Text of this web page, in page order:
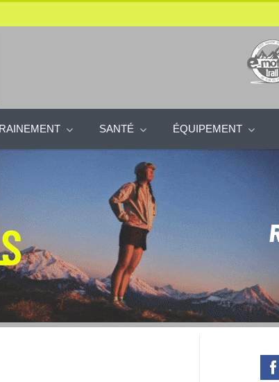
SANTÉ ÉQUIPEMENT